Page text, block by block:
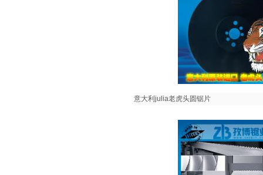
意大利julia老虎头圆锯片